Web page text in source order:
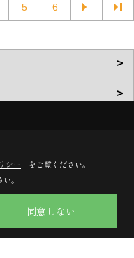
5 6
シー 」をご覧ください。
。
同意しない